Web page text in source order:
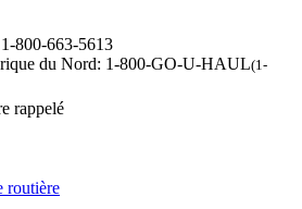
800-663-5613
du Nord: 1-800-GO-U-HAUL(1-
rappelé
routière